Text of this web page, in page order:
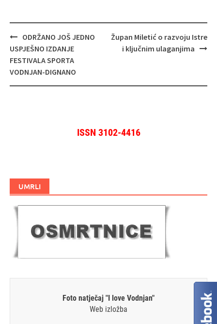
Navigacija
objava
ODRŽANO JOŠ JEDNO
USPJEŠNO IZDANJE
FESTIVALA SPORTA
VODNJAN-DIGNANO
Župan Miletić o razvoju Istre
i ključnim ulaganjima
ISSN 3102-4416
UMRLI
Foto natječaj "I love Vodnjan"
Web izložba